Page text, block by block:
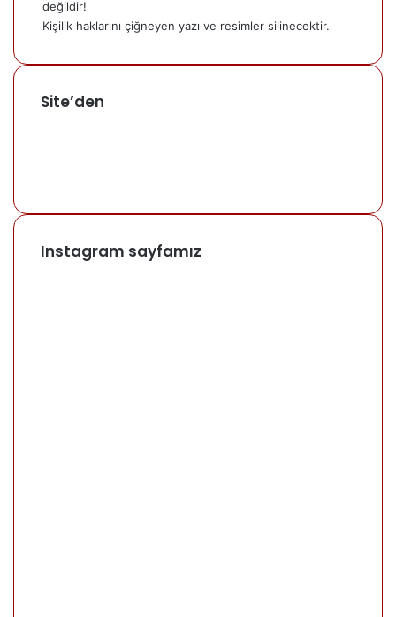
değildir!
Kişilik haklarını çiğneyen yazı ve resimler silinecektir.
Site’den
Instagram sayfamız